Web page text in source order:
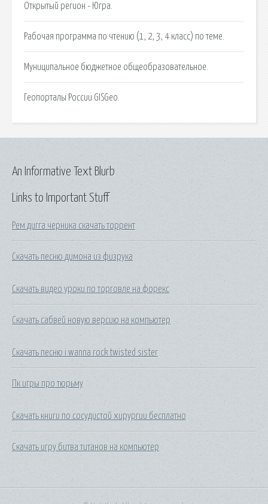
Открытый регион - Югра.
Рабочая программа по чтению (1, 2, 3, 4 класс) по теме.
Муниципальное бюджетное общеобразовательное.
Геопорталы России GISGeo.
Links to Important Stuff
Рем дигга черника скачать торрент
Скачать песню димона из физрука
Скачать видео уроки по торговле на форекс
Скачать сабвей новую версию на компьютер
Скачать песню i wanna rock twisted sister
Пк игры про тюрьму
Скачать книги по сосудистой хирургии бесплатно
Скачать игру битва титанов на компьютер
An Informative Text Blurb